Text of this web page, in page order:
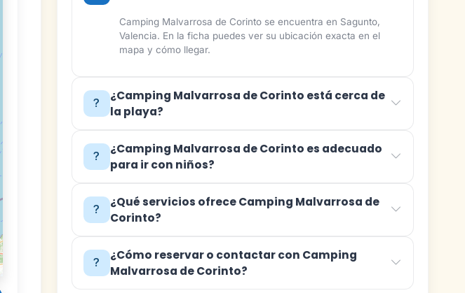
Camping Malvarrosa de Corinto se encuentra en Sagunto,
Valencia. En la ficha puedes ver su ubicación exacta en el
mapa y cómo llegar.
¿Camping Malvarrosa de Corinto está cerca de
la playa?
¿Camping Malvarrosa de Corinto es adecuado
para ir con niños?
¿Qué servicios ofrece Camping Malvarrosa de
Corinto?
¿Cómo reservar o contactar con Camping
Malvarrosa de Corinto?